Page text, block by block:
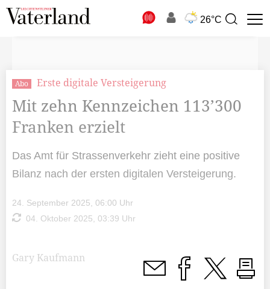
26°C
Suchbegriff
Abo Erste digitale Versteigerung
Mit zehn Kennzeichen 113’300
Franken erzielt
Das Amt für Strassenverkehr zieht eine positive
Bilanz nach der ersten digitalen Versteigerung.
24. September 2025, 06:00 Uhr
04. Oktober 2025, 03:39 Uhr
Gary Kaufmann